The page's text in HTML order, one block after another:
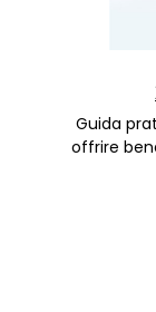
Guida